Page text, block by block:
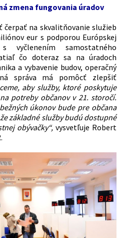
zmena fungovania úradov
čerpať na skvalitňovanie služieb
eur s podporou Európskej
samostatného
čo doteraz sa na úradoch
a vybavenie budov, operačný
správa má pomôcť zlepšiť
aby služby, ktoré poskytuje
potreby občanov v 21. storočí.
úkonov bude pre občana
základné služby budú dostupné
obývačky“, vysvetľuje Robert